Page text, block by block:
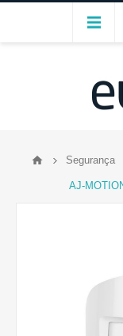
Segurança
AJ-